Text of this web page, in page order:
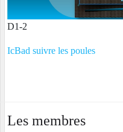
D1-2
IcBad suivre les poules
Les membres